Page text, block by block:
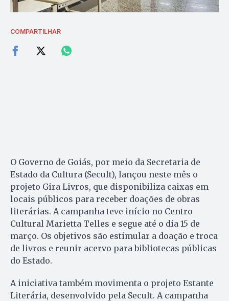
COMPARTILHAR
O Governo de Goiás, por meio da Secretaria de
Estado da Cultura (Secult), lançou neste mês o
projeto Gira Livros, que disponibiliza caixas em
locais públicos para receber doações de obras
literárias. A campanha teve início no Centro
Cultural Marietta Telles e segue até o dia 15 de
março. Os objetivos são estimular a doação e troca
de livros e reunir acervo para bibliotecas públicas
do Estado.
A iniciativa também movimenta o projeto Estante
Literária, desenvolvido pela Secult. A campanha